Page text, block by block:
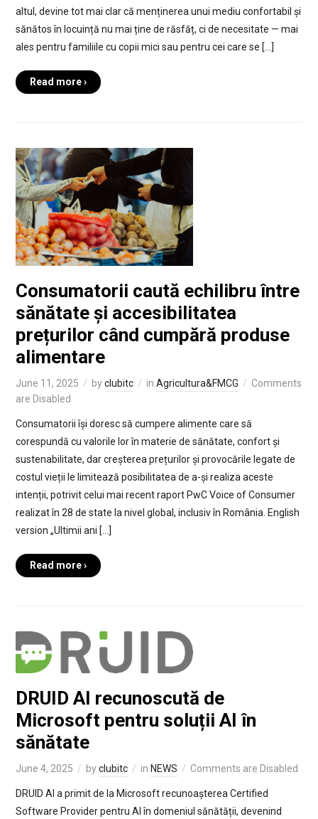
altul, devine tot mai clar că menținerea unui mediu confortabil și
sănătos în locuință nu mai ține de răsfăț, ci de necesitate — mai
ales pentru familiile cu copii mici sau pentru cei care se […]
Read more ›
Consumatorii caută echilibru între
sănătate și accesibilitatea
prețurilor când cumpără produse
alimentare
June 11, 2025 byclubitc in Agricultura&FMCG
Comments
are Disabled
Consumatorii își doresc să cumpere alimente care să
corespundă cu valorile lor în materie de sănătate, confort și
sustenabilitate, dar creșterea prețurilor și provocările legate de
costul vieții le limitează posibilitatea de a-și realiza aceste
intenții, potrivit celui mai recent raport PwC Voice of Consumer
realizat în 28 de state la nivel global, inclusiv în România. English
version „Ultimii ani […]
Read more ›
DRUID AI recunoscută de
Microsoft pentru soluții AI în
sănătate
June 4, 2025 byclubitc in NEWS Comments are Disabled
DRUID AI a primit de la Microsoft recunoașterea Certified
Software Provider pentru AI în domeniul sănătății, devenind